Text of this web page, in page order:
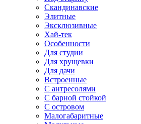
Скандинавские
Элитные
Эксклюзивные
Хай-тек
Особенности
Для студии
Для хрущевки
Для дачи
Встроенные
С антресолями
С барной стойкой
С островом
Малогабаритные